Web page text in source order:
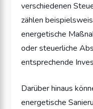
verschiedenen
zählen
energetische
oder steuerliche
entsprechende
Darüber hinaus
energetische